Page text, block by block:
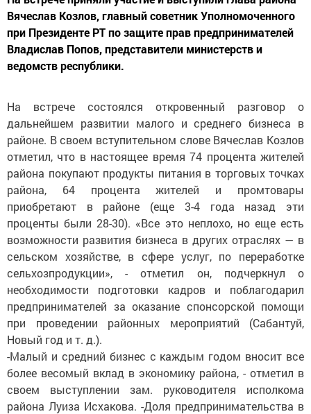
Вячеслав Козлов, главный советник Уполномоченного
при Президенте РТ по защите прав предпринимателей
Владислав Попов, представители министерств и
ведомств республики.
На встрече состоялся откровенный разговор о
дальнейшем развитии малого и среднего бизнеса в
районе. В своем вступительном слове Вячеслав Козлов
отметил, что в настоящее время 74 процента жителей
района покупают продукты питания в торговых точках
района, 64 процента жителей и промтовары
приобретают в районе (еще 3-4 года назад эти
проценты были 28-30). «Все это неплохо, но еще есть
возможности развития бизнеса в других отраслях — в
сельском хозяйстве, в сфере услуг, по переработке
сельхозпродукции», - отметил он, подчеркнул о
необходимости подготовки кадров и поблагодарил
предпринимателей за оказание спонсорской помощи
при проведении районных мероприятий (Сабантуй,
Новый год и т. д.).
-Малый и средний бизнес с каждым годом вносит все
более весомый вклад в экономику района, - отметил в
своем выступлении зам. руководителя исполкома
района Луиза Исхакова. -Доля предпринимательства в